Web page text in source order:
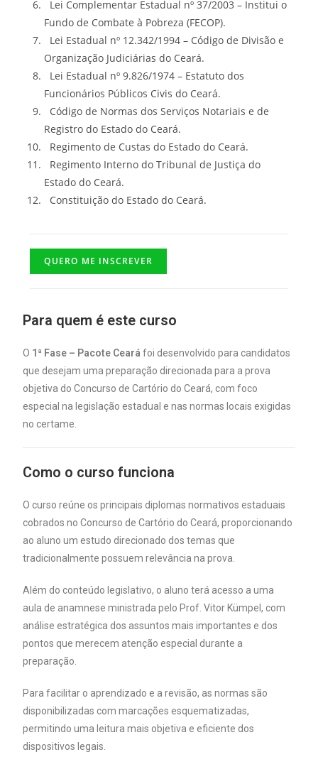
Lei Complementar Estadual nº 37/2003 – Institui o
Fundo de Combate à Pobreza (FECOP).
Lei Estadual nº 12.342/1994 – Código de Divisão e
Organização Judiciárias do Ceará.
Lei Estadual nº 9.826/1974 – Estatuto dos
Funcionários Públicos Civis do Ceará.
Código de Normas dos Serviços Notariais e de
Registro do Estado do Ceará.
Regimento de Custas do Estado do Ceará.
Regimento Interno do Tribunal de Justiça do
Estado do Ceará.
Constituição do Estado do Ceará.
QUERO ME INSCREVER
Para quem é este curso
O 1ª Fase – Pacote Ceará foi desenvolvido para candidatos
que desejam uma preparação direcionada para a prova
objetiva do Concurso de Cartório do Ceará, com foco
especial na legislação estadual e nas normas locais exigidas
no certame.
Como o curso funciona
O curso reúne os principais diplomas normativos estaduais
cobrados no Concurso de Cartório do Ceará, proporcionando
ao aluno um estudo direcionado dos temas que
tradicionalmente possuem relevância na prova.
Além do conteúdo legislativo, o aluno terá acesso a uma
aula de anamnese ministrada pelo Prof. Vitor Kümpel, com
análise estratégica dos assuntos mais importantes e dos
pontos que merecem atenção especial durante a
preparação.
Para facilitar o aprendizado e a revisão, as normas são
disponibilizadas com marcações esquematizadas,
permitindo uma leitura mais objetiva e eficiente dos
dispositivos legais.